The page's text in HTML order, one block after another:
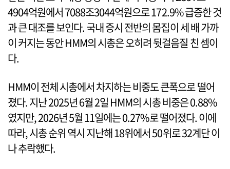
4904억원에서 7088조3044억원으로 172.9% 급증한 것
과 큰 대조를 보인다. 국내 증시 전반의 몸집이 세 배 가까
이 커지는 동안 HMM의 시총은 오히려 뒷걸음질 친 셈이
다.
HMM이 전체 시총에서 차지하는 비중도 큰폭으로 떨어
졌다. 지난 2025년 6월 2일 HMM의 시총 비중은 0.88%
였지만, 2026년 5월 11일에는 0.27%로 떨어졌다. 이에
따라, 시총 순위 역시 지난해 18위에서 50위로 32계단 이
나 추락했다.